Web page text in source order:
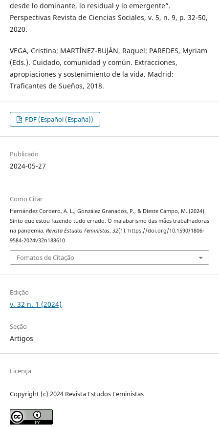
desde lo dominante, lo residual y lo emergente”.
Perspectivas Revista de Ciencias Sociales, v. 5, n. 9, p. 32-50,
2020.
VEGA, Cristina; MARTÍNEZ-BUJÁN, Raquel; PAREDES, Myriam
(Eds.). Cuidado, comunidad y común. Extracciones,
apropiaciones y sostenimiento de la vida. Madrid:
Traficantes de Sueños, 2018.
PDF (Español (España))
Publicado
2024-05-27
Como Citar
Hernández Cordero, A. L., González Granados, P., & Dieste Campo, M. (2024).
Sinto que estou fazendo tudo errado. O malabarismo das mães trabalhadoras
na pandemia. Revista Estudos Feministas, 32(1). https://doi.org/10.1590/1806-
9584-2024v32n188610
Fomatos de Citação
Edição
v. 32 n. 1 (2024)
Seção
Artigos
Licença
Copyright (c) 2024 Revista Estudos Feministas